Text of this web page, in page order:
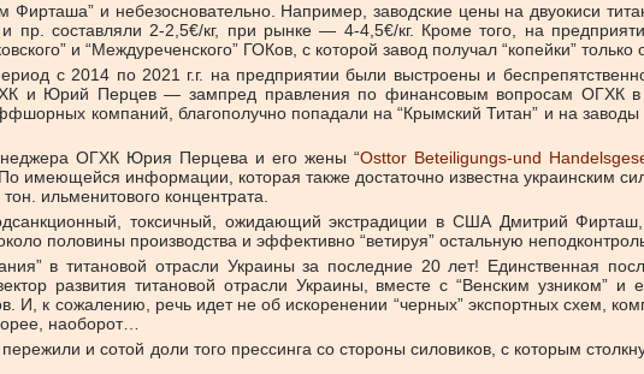
и небезосновательно. Например, заводские цены на двуокиси
составляли 2-2,5€/кг, при рынке — 4-4,5€/кг. Кроме того, на
и “Междуреченского” ГОКов, с которой завод получал “копейки” только
с 2014 по 2021 г.г. на предприятии были выстроены и
и Юрий Перцев — зампред правления по финансовым вопросам ОГХК в
компаний, благополучно попадали на “Крымский Титан” и на заводы
ОГХК Юрия Перцева и его жены “Osttor Beteiligungs-und
имеющейся информации, которая также достаточно известна украинским
ильменитового концентрата.
токсичный, ожидающий экстрадиции в США Дмитрий
половины производства и эффективно “ветируя” остальную
в титановой отрасли Украины за последние 20 лет! Единственная
развития титановой отрасли Украины, вместе с “Венским узником” и
И, к сожалению, речь идет не об искоренении “черных” экспортных схем,
наоборот…
и сотой доли того прессинга со стороны силовиков, с которым